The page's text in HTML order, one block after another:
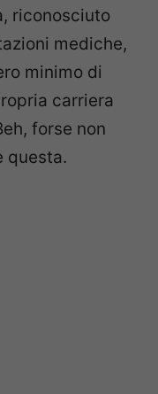
riconosciuto
mediche,
minimo di
carriera
forse non
questa.